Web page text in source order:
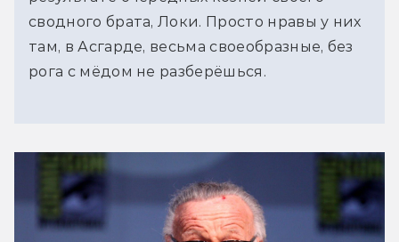
сводного брата, Локи. Просто нравы у них
там, в Асгарде, весьма своеобразные, без
рога с мёдом не разберёшься.